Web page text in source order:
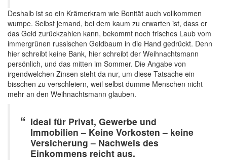
Deshalb ist so ein Krämerkram wie Bonität auch vollkommen
wumpe. Selbst jemand, bei dem kaum zu erwarten ist, dass er
das Geld zurückzahlen kann, bekommt noch frisches Laub vom
immergrünen russischen Geldbaum in die Hand gedrückt. Denn
hier schreibt keine Bank, hier schreibt der Weihnachtsmann
persönlich, und das mitten im Sommer. Die Angabe von
irgendwelchen Zinsen steht da nur, um diese Tatsache ein
bisschen zu verschleiern, weil selbst dumme Menschen nicht
mehr an den Weihnachtsmann glauben.
Ideal für Privat, Gewerbe und
Immobilien – Keine Vorkosten – keine
Versicherung – Nachweis des
Einkommens reicht aus.